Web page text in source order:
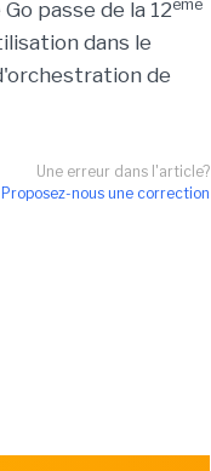
passe de la 12ème
dans le
de
Une erreur dans l'article?
Proposez-nous une correction